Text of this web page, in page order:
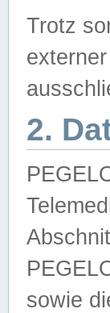
Trotz
2.
sowie